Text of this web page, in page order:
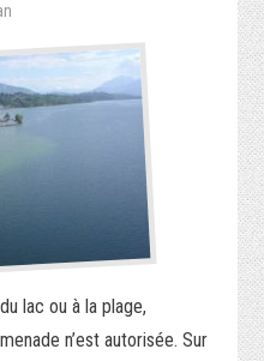
lac ou à la plage,
n’est autorisée. Sur